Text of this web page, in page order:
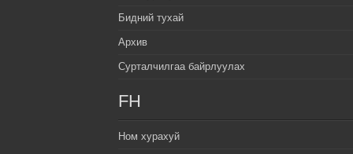
Бидний тухай
Архив
Сурталчилгаа байрлуулах
FH
Ном хурахуй